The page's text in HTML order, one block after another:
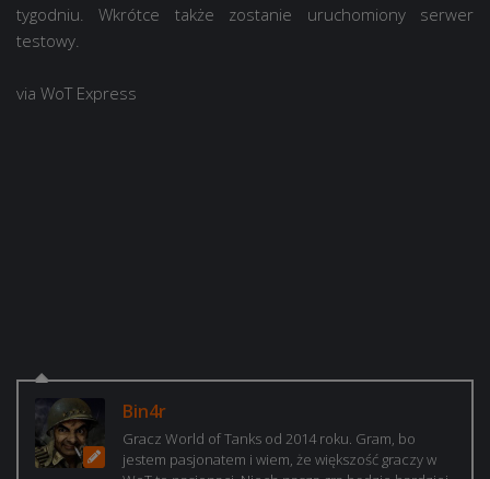
tygodniu. Wkrótce także zostanie uruchomiony serwer
testowy.
via WoT Express
Bin4r
Gracz World of Tanks od 2014 roku. Gram, bo
jestem pasjonatem i wiem, że większość graczy w